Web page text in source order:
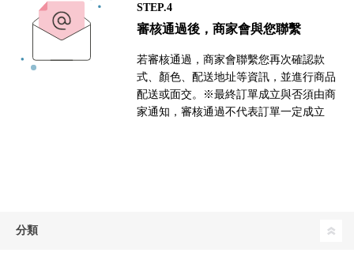
STEP.4
審核通過後，商家會與您聯繫
若審核通過，商家會聯繫您再次確認款
式、顏色、配送地址等資訊，並進行商品
配送或面交。※最終訂單成立與否須由商
家通知，審核通過不代表訂單一定成立
分類